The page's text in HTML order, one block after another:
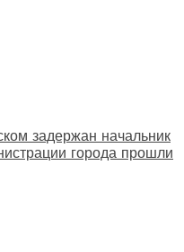
задержан начальник
города прошли